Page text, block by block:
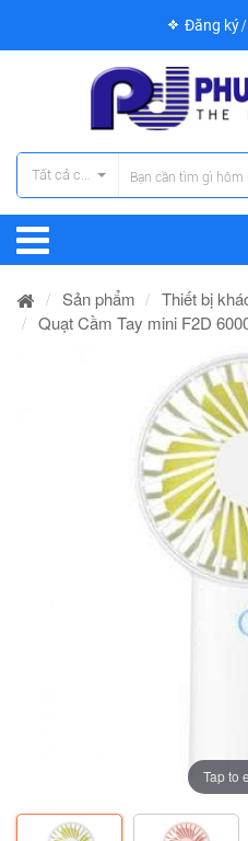
Đăng ký
Tất cả các danh mục
Sản phẩm
Thiết bị
Quạt Cầm Tay mini F2D
Tap to
Tap to